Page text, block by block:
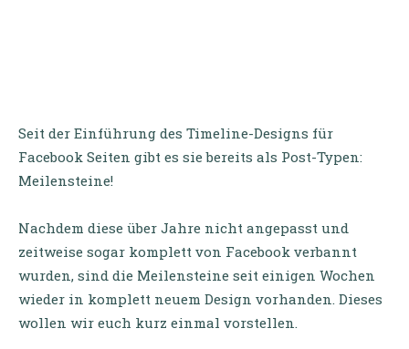
Seit der Einführung des Timeline-Designs für
Facebook Seiten gibt es sie bereits als Post-Typen:
Meilensteine!
Nachdem diese über Jahre nicht angepasst und
zeitweise sogar komplett von Facebook verbannt
wurden, sind die Meilensteine seit einigen Wochen
wieder in komplett neuem Design vorhanden. Dieses
wollen wir euch kurz einmal vorstellen.